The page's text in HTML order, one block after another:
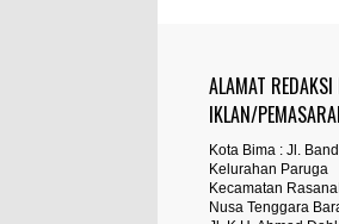
ALAMAT
IKLAN/
Kota Bima : Jl.
Kelurahan Paruga
Kecamatan
Nusa Tenggara